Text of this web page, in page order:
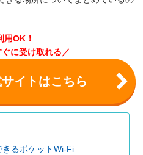
用OK！
に受け取れる／
イトはこちら
るポケットWi-Fi